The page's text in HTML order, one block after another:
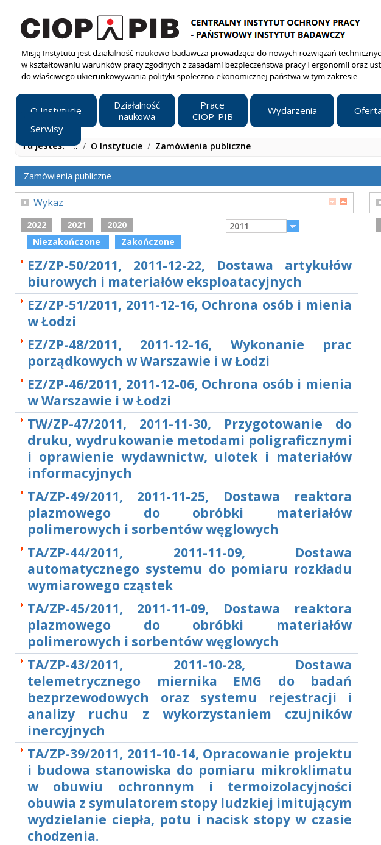
O Instytucie
Działalność
naukowa
Prace
CIOP-PIB
Wydarzenia Oferta
Serwisy
Tu jesteś: ../ O Instytucie / Zamówienia publiczne
Zamówienia publiczne
Wykaz
2022 2021 2020
2011
Niezakończone
Zakończone
EZ/ZP-50/2011, 2011-12-22, Dostawa artykułów
biurowych i materiałów eksploatacyjnych
EZ/ZP-51/2011, 2011-12-16, Ochrona osób i mienia
w Łodzi
EZ/ZP-48/2011, 2011-12-16, Wykonanie prac
porządkowych w Warszawie i w Łodzi
EZ/ZP-46/2011, 2011-12-06, Ochrona osób i mienia
w Warszawie i w Łodzi
TW/ZP-47/2011, 2011-11-30, Przygotowanie do
druku, wydrukowanie metodami poligraficznymi
i oprawienie wydawnictw, ulotek i materiałów
informacyjnych
TA/ZP-49/2011, 2011-11-25, Dostawa reaktora
plazmowego do obróbki materiałów
polimerowych i sorbentów węglowych
TA/ZP-44/2011, 2011-11-09, Dostawa
automatycznego systemu do pomiaru rozkładu
wymiarowego cząstek
TA/ZP-45/2011, 2011-11-09, Dostawa reaktora
plazmowego do obróbki materiałów
polimerowych i sorbentów węglowych
TA/ZP-43/2011, 2011-10-28, Dostawa
telemetrycznego miernika EMG do badań
bezprzewodowych oraz systemu rejestracji i
analizy ruchu z wykorzystaniem czujników
inercyjnych
TA/ZP-39/2011, 2011-10-14, Opracowanie projektu
i budowa stanowiska do pomiaru mikroklimatu
w obuwiu ochronnym i termoizolacyjności
obuwia z symulatorem stopy ludzkiej imitującym
wydzielanie ciepła, potu i nacisk stopy w czasie
chodzenia.